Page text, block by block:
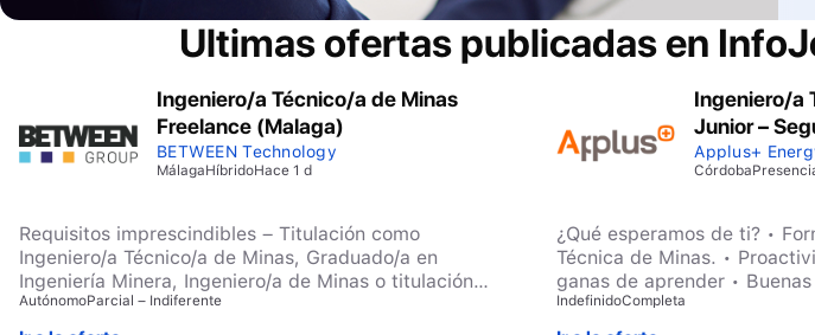
Ultimas ofertas publicadas en
Ingeniero/a Técnico/a de Minas
Freelance (Malaga)
BETWEEN Technology
MálagaHíbridoHace 1 d
Requisitos imprescindibles – Titulación como
Ingeniero/a Técnico/a de Minas, Graduado/a en
Ingeniería Minera, Ingeniero/a de Minas o titulación
equivalente habilitante. – Colegiación vigente. –
Capacidad legal para firmar documentación técnica
AutónomoParcial – Indiferente
Ingeniero/a
Junior –
Applus+
Córdoba
¿Qué esperamos de ti? • Formación en Ingeniería
Técnica de Minas. • Proactividad, compromiso y
ganas de aprender •
en equipo y autonomía •
orientación a resultados
IndefinidoCompleta